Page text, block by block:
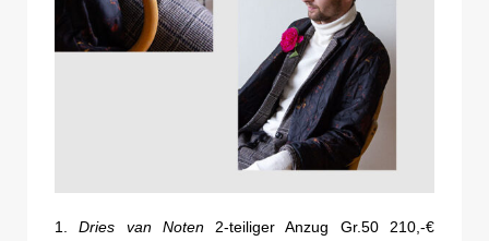
1.Dries van Noten2-teiliger Anzug Gr.50 210,-€